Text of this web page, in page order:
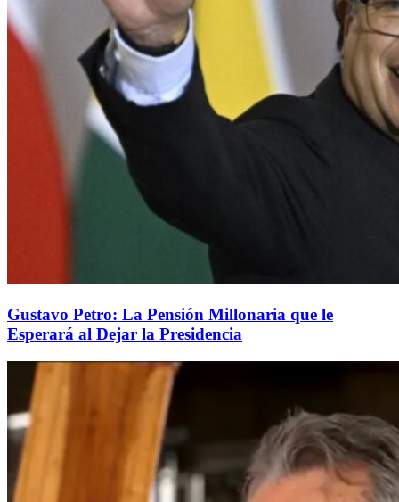
Gustavo Petro: La Pensión Millonaria que le
Esperará al Dejar la Presidencia